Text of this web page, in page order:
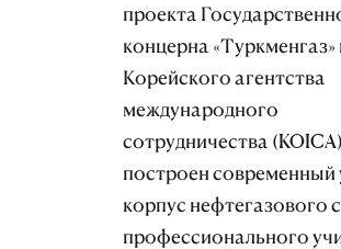
проекта
концерна «Туркменгаз»
Корейского агентства
международного
сотрудничества
построен современный
корпус нефтегазового
профессионального